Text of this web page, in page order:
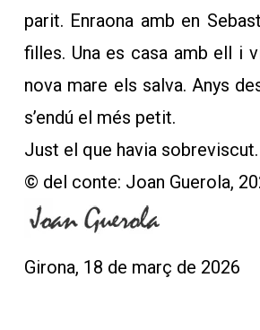
parit. Enraona amb en
filles. Una es casa amb ell i
nova mare els salva. Anys
s’endú el més petit.
Just el que havia sobreviscut.
© del conte: Joan Guerola,
Girona, 18 de març de 2026